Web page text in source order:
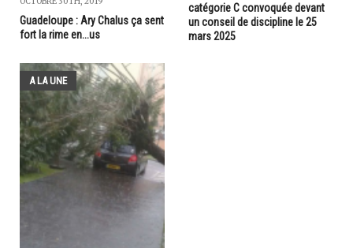
Guadeloupe : Ary Chalus ça sent
fort la rime en...us
catégorie C convoquée devant
un conseil de discipline le 25
mars 2025
A LA UNE